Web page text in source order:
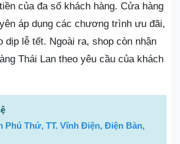
của đa số khách hàng. Cửa hàng
áp dụng các chương trình ưu đãi,
dịp lễ tết. Ngoài ra, shop còn nhận
Thái Lan theo yêu cầu của khách
Phú Thứ, TT. Vĩnh Điện, Điện Bàn,